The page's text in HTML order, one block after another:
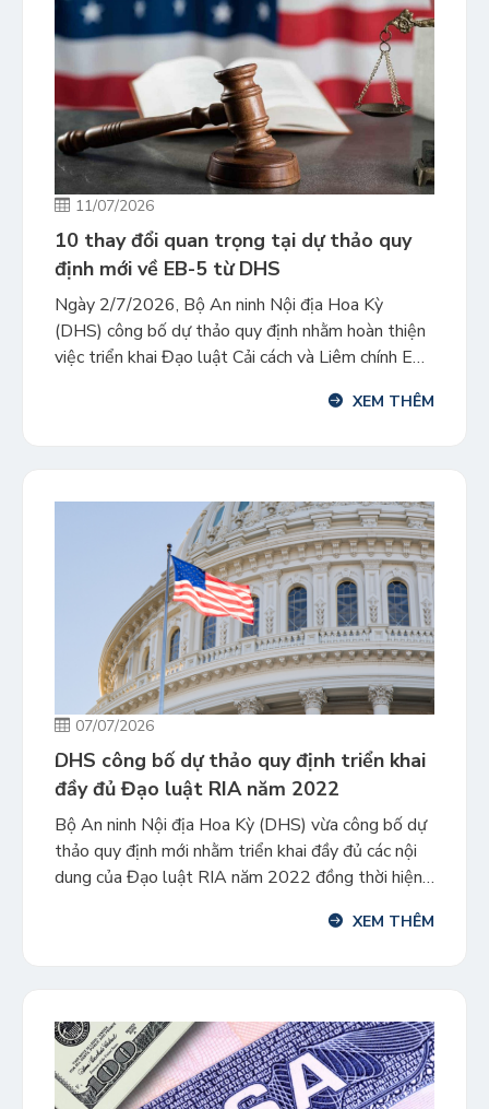
11/07/2026
10 thay đổi quan trọng tại dự thảo quy
định mới về EB-5 từ DHS
Ngày 2/7/2026, Bộ An ninh Nội địa Hoa Kỳ
(DHS) công bố dự thảo quy định nhằm hoàn thiện
việc triển khai Đạo luật Cải cách và Liêm chính EB-
chính sách đã được USCIS áp dụng từ năm 2022,
XEM THÊM
07/07/2026
DHS công bố dự thảo quy định triển khai
đầy đủ Đạo luật RIA năm 2022
Bộ An ninh Nội địa Hoa Kỳ (DHS) vừa công bố dự
thảo quy định mới nhằm triển khai đầy đủ các nội
dung của Đạo luật RIA năm 2022 đồng thời hiện
Đầu tư Định cư EB-5. Đây là bước đi quan trọng
XEM THÊM